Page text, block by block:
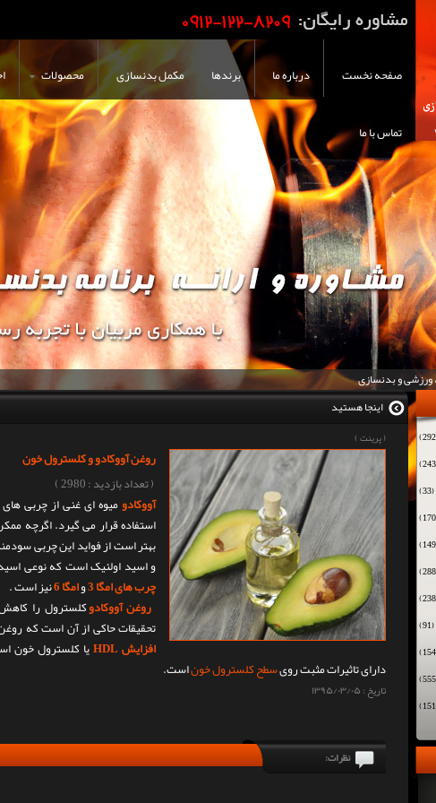
صفحه نخست درباره ما برندها مکمل بدنسازی محصولات
تماس با ما
ورزشی و بدنسازی
اینجا هستید
(پرینت )
روغن آووکادو و کلسترول خون
( تعداد بازدید : 2980 )
آووکادومیوه ای غنی از چربی
استفاده قرار می گیرد. اگرچه
بهتر است از فواید این چربی
و اسید اولئیک است که نوعی اسید چرب امگا 9 است .
چرب های امگا 3 وامگا 6 نیز است .
روغن آووکادوکلسترول را
تحقیقات حاکی از آن است که
افزایش HDL
یا کلسترول خون
دارای تاثیرات مثبت رویسطح کلسترول خوناست.
تاریخ :۱۳۹۵/۰۳/۰۵
نظرات:
(33)
(91)